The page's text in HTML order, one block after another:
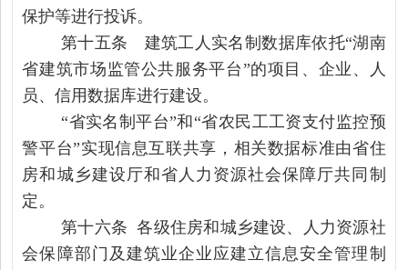
保护等进行投诉。
第十五条 建筑工人实名制数据库依托“湖南
省建筑市场监管公共服务平台”的项目、企业、人
员、信用数据库进行建设。
“省实名制平台”和“省农民工工资支付监控预
警平台”实现信息互联共享，相关数据标准由省住
房和城乡建设厅和省人力资源社会保障厅共同制
定。
第十六条 各级住房和城乡建设、人力资源社
会保障部门及建筑业企业应建立信息安全管理制